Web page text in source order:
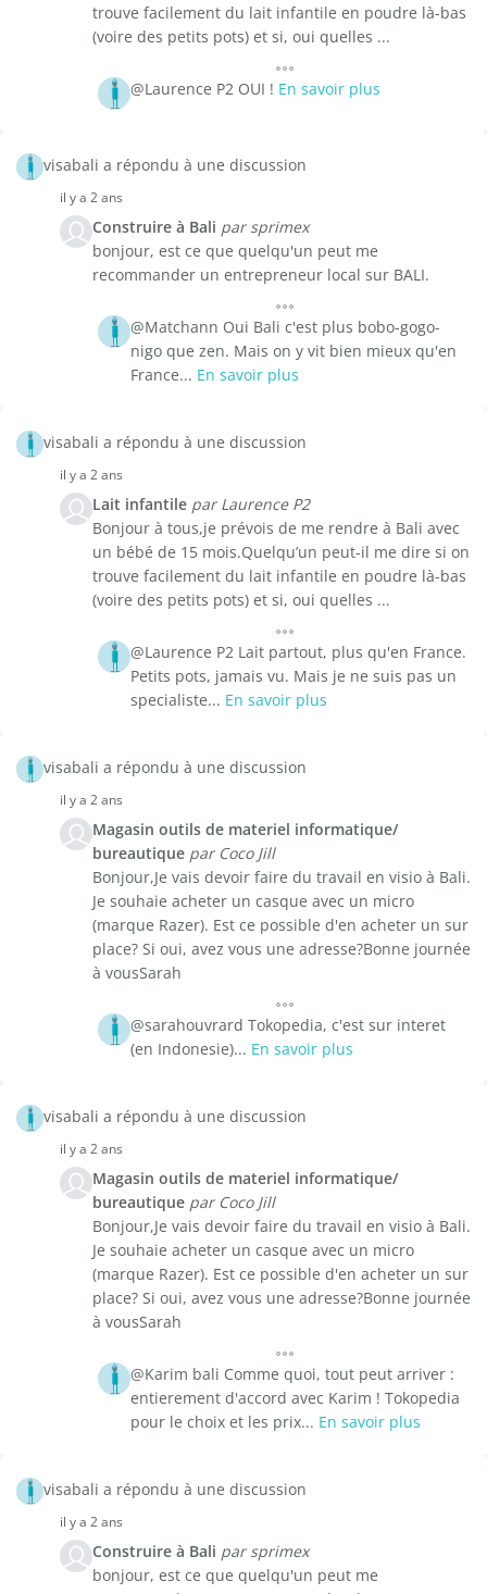
trouve facilement du lait infantile en poudre là-bas
(voire des petits pots) et si, oui quelles ...
@Laurence P2 OUI ! En savoir plus
visabali a répondu à une discussion
il y a 2 ans
Construire à Bali par sprimex
bonjour, est ce que quelqu'un peut me
recommander un entrepreneur local sur BALI.
@Matchann Oui Bali c'est plus bobo-gogo-
nigo que zen. Mais on y vit bien mieux qu'en
France... En savoir plus
visabali a répondu à une discussion
il y a 2 ans
Lait infantile par Laurence P2
Bonjour à tous,je prévois de me rendre à Bali avec
un bébé de 15 mois.Quelqu’un peut-il me dire si on
trouve facilement du lait infantile en poudre là-bas
(voire des petits pots) et si, oui quelles ...
@Laurence P2 Lait partout, plus qu'en France.
Petits pots, jamais vu. Mais je ne suis pas un
specialiste... En savoir plus
visabali a répondu à une discussion
il y a 2 ans
Magasin outils de materiel informatique/
bureautique par Coco Jill
Bonjour,Je vais devoir faire du travail en visio à Bali.
Je souhaie acheter un casque avec un micro
(marque Razer). Est ce possible d'en acheter un sur
place? Si oui, avez vous une adresse?Bonne journée
à vousSarah
@sarahouvrard Tokopedia, c'est sur interet
(en Indonesie)... En savoir plus
visabali a répondu à une discussion
il y a 2 ans
Magasin outils de materiel informatique/
bureautique par Coco Jill
Bonjour,Je vais devoir faire du travail en visio à Bali.
Je souhaie acheter un casque avec un micro
(marque Razer). Est ce possible d'en acheter un sur
place? Si oui, avez vous une adresse?Bonne journée
à vousSarah
@Karim bali Comme quoi, tout peut arriver :
entierement d'accord avec Karim ! Tokopedia
pour le choix et les prix... En savoir plus
visabali a répondu à une discussion
il y a 2 ans
Construire à Bali par sprimex
bonjour, est ce que quelqu'un peut me